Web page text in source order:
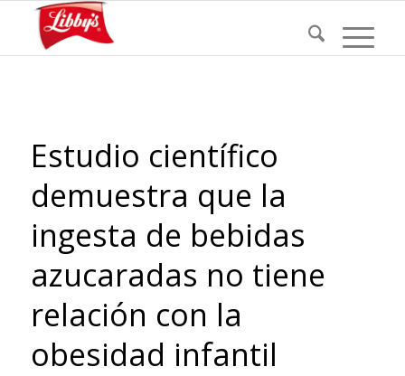
Estudio científico
demuestra que la
ingesta de bebidas
azucaradas no tiene
relación con la
obesidad infantil